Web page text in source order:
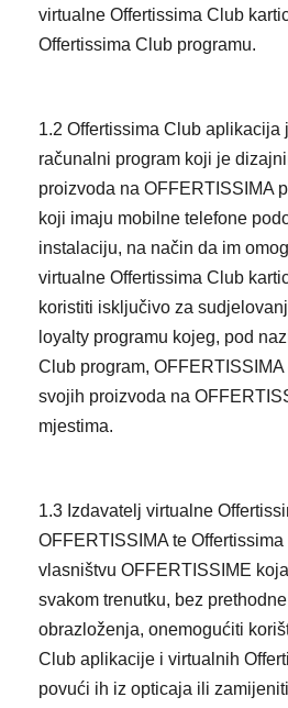
virtualne Offertissima Club
Offertissima Club programu.
1.2 Offertissima Club aplikacija
računalni program koji je
proizvoda na OFFERTISSIMA
koji imaju mobilne telefone
instalaciju, na način da im
virtualne Offertissima Club
koristiti isključivo za
loyalty programu kojeg, pod
Club program,
svojih proizvoda na
mjestima.
1.3 Izdavatelj virtualne
OFFERTISSIMA te
vlasništvu OFFERTISSIME
svakom trenutku, bez
obrazloženja, onemogućiti
Club aplikacije i virtualnih
povući ih iz opticaja ili